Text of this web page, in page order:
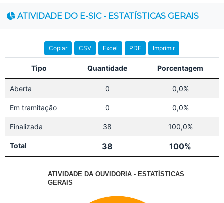
ATIVIDADE DO E-SIC - ESTATÍSTICAS GERAIS
Copiar CSV Excel PDF Imprimir
Tipo Quantidade Porcentagem
Aberta 0 0,0%
Em tramitação 0 0,0%
Finalizada 38 100,0%
Total 38 100%
ATIVIDADE DA OUVIDORIA - ESTATÍSTICAS
GERAIS